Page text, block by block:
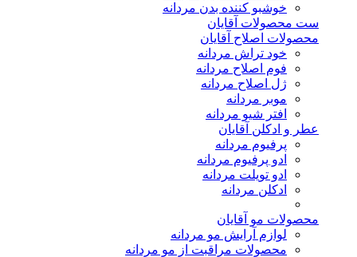
خوشبو کننده بدن مردانه
ست محصولات آقایان
محصولات اصلاح آقایان
خود تراش مردانه
فوم اصلاح مردانه
ژل اصلاح مردانه
موبر مردانه
افتر شیو مردانه
عطر و ادکلن آقایان
پرفیوم مردانه
ادو پرفیوم مردانه
ادو تویلت مردانه
ادکلن مردانه
محصولات مو آقایان
لوازم آرایش مو مردانه
محصولات مراقبت از مو مردانه